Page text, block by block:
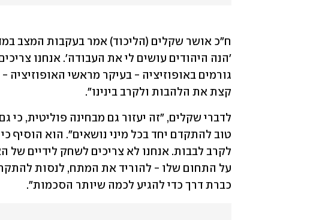
קצת את הלהבות ולקרב בינינו".
כברת דרך כדי להגיע לכמה שיותר הסכמות".